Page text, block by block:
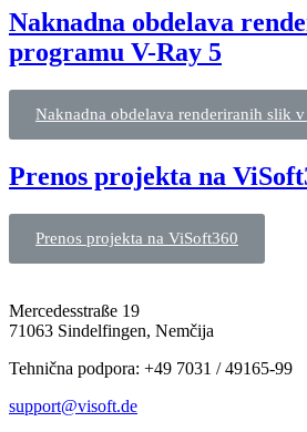
Naknadna obdelava
programu V-Ray 5
Naknadna obdelava renderiranih slik
Prenos projekta na
Prenos projekta na ViSoft360
Mercedesstraße 19
71063 Sindelfingen, Nemčija
Tehnična podpora: +49 7031 / 49165-99
support@visoft.de